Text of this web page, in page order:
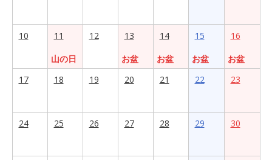
10
11
山の日
12
13
お盆
14
お盆
15
お盆
16
お盆
17
18 19 20 21 22 23
24 25 26 27 28 29 30